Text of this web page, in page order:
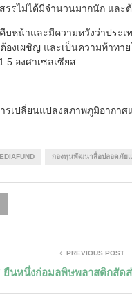
รไม่ได้มีจำนวนมากนัก และ
บหน้าและมีความหวังว่าประ
องเผชิญ และเป็นความท้าท
องศาเซลเซียส
เปลี่ยนแปลงสภาพภูมิอากา
กองทุนพัฒนาสื่อปลอดภัยแ
PREVIOUS POST
ยืนหนึ่งก่อมลพิษพลาสติกสัด